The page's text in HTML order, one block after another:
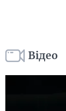
Відео